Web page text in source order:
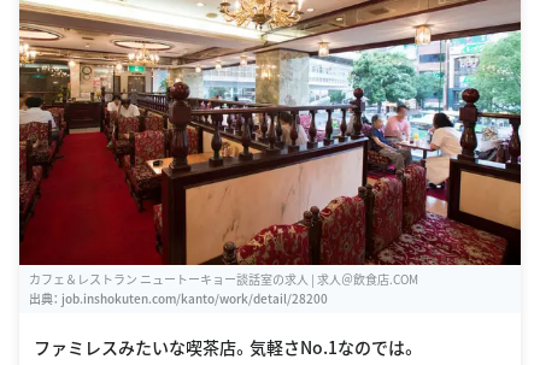
カフェ＆レストラン ニュートーキョー談話室の求人 | 求人＠飲食店.COM
出典： job.inshokuten.com/kanto/work/detail/28200
ファミレスみたいな喫茶店。気軽さNo.1なのでは。